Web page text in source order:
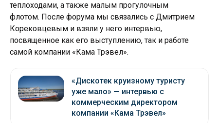
теплоходами, а также малым прогулочным
флотом. После форума мы связались с Дмитрием
Корековцевым и взяли у него интервью,
посвященное как его выступлению, так и работе
самой компании «Кама Трэвел».
«Дискотек круизному туристу
уже мало» — интервью с
коммерческим директором
компании «Кама Трэвел»